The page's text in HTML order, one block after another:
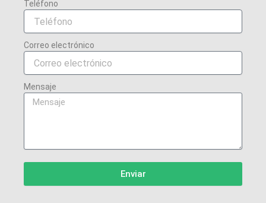
Teléfono
Correo electrónico
Mensaje
Enviar